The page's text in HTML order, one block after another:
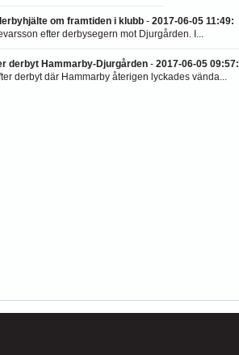
om framtiden i klubb - 2017-06-05 11:49:
efter derbysegern mot Djurgården. I...
derbyt Hammarby-Djurgården - 2017-06-05 09:57:
derbyt där Hammarby återigen lyckades vända...